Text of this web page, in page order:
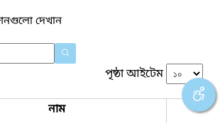
দেখান
পৃষ্ঠা আইটেম
নাম পদবি